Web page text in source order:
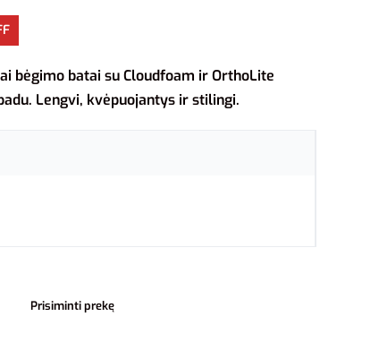
bėgimo batai su Cloudfoam ir OrthoLite
Lengvi, kvėpuojantys ir stilingi.
Prisiminti prekę